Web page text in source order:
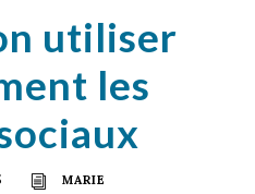
utiliser
les
MARIE